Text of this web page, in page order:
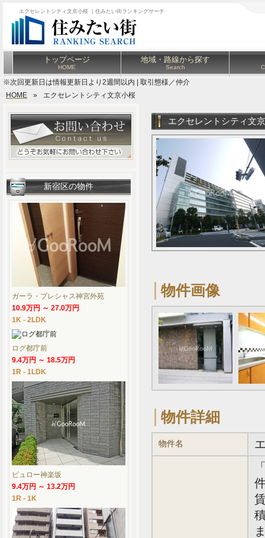
エクセレントシティ文京小桜 ｜住みたい街ランキングサーチ
トップページ
HOME
地域・路線から探す
Search
※次回更新日は情報更新日より2週間以内 | 取引態様／仲介
HOME
» エクセレントシティ文京小桜
エクセレントシティ文
物件画像
物件詳細
物件名
新宿区の物件
ガーラ・プレシャス神宮外苑
10.9万円 ～ 27.0万円
1K - 2LDK
ログ都庁前
9.4万円 ～ 18.5万円
1R - 1LDK
ビュロー神楽坂
9.4万円 ～ 13.2万円
1R - 1K